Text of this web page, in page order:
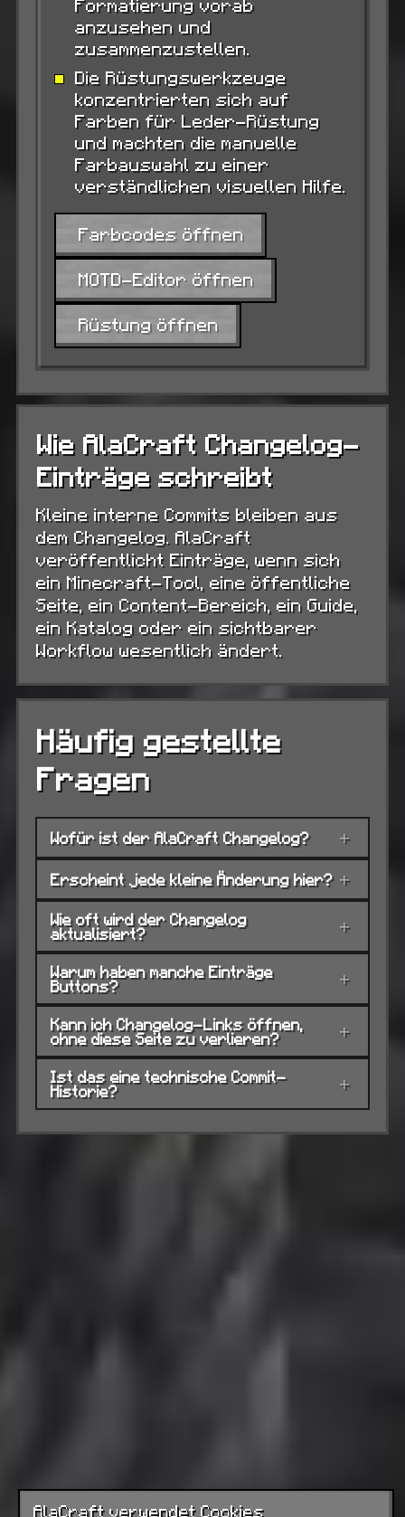
Formatierung vorab
anzusehen und
zusammenzustellen.
Die Rüstungswerkzeuge
konzentrierten sich auf
Farben für Leder-Rüstung
und machten die manuelle
Farbauswahl zu einer
verständlichen visuellen Hilfe.
Farbcodes öffnen
MOTD-Editor öffnen
Rüstung öffnen
Wie AlaCraft Changelog-
Einträge schreibt
Kleine interne Commits bleiben aus
dem Changelog. AlaCraft
veröffentlicht Einträge, wenn sich
ein Minecraft-Tool, eine öffentliche
Seite, ein Content-Bereich, ein Guide,
ein Katalog oder ein sichtbarer
Workflow wesentlich ändert.
Häufig gestellte
Fragen
Wofür ist der AlaCraft Changelog? +
Erscheint jede kleine Änderung hier? +
Wie oft wird der Changelog
aktualisiert? +
Warum haben manche Einträge
Buttons? +
Kann ich Changelog-Links öffnen,
ohne diese Seite zu verlieren? +
Ist das eine technische Commit-
Historie? +
AlaCraft verwendet Cookies